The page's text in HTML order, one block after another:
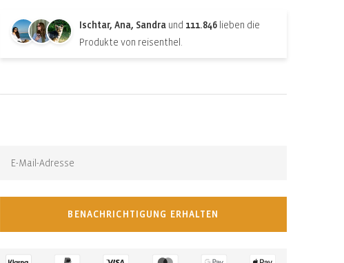
Ischtar, Ana, Sandra und 111.846 lieben die
Produkte von reisenthel.
BENACHRICHTIGUNG ERHALTEN